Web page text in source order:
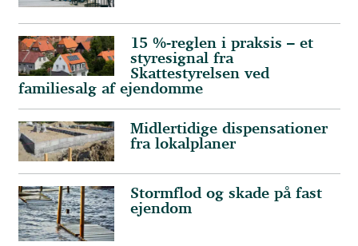
15 %-reglen i praksis – et
styresignal fra
Skattestyrelsen ved
familiesalg af ejendomme
Midlertidige dispensationer
fra lokalplaner
Stormflod og skade på fast
ejendom